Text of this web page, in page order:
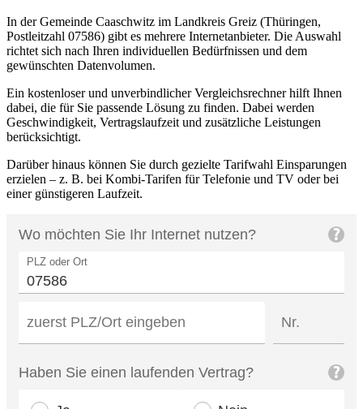
In der Gemeinde Caaschwitz im Landkreis Greiz (Thüringen,
Postleitzahl 07586) gibt es mehrere Internetanbieter. Die Auswahl
richtet sich nach Ihren individuellen Bedürfnissen und dem
gewünschten Datenvolumen.
Ein kostenloser und unverbindlicher Vergleichsrechner hilft Ihnen
dabei, die für Sie passende Lösung zu finden. Dabei werden
Geschwindigkeit, Vertragslaufzeit und zusätzliche Leistungen
berücksichtigt.
Darüber hinaus können Sie durch gezielte Tarifwahl Einsparungen
erzielen – z. B. bei Kombi‑Tarifen für Telefonie und TV oder bei
einer günstigeren Laufzeit.